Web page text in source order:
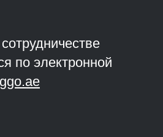
по электронной